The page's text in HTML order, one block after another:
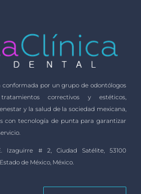
conformada por un grupo de odontólogos
correctivos y estéticos,
y la salud de la sociedad mexicana,
con tecnología de punta para garantizar
Izaguirre # 2, Ciudad Satélite, 53100
de México, México.